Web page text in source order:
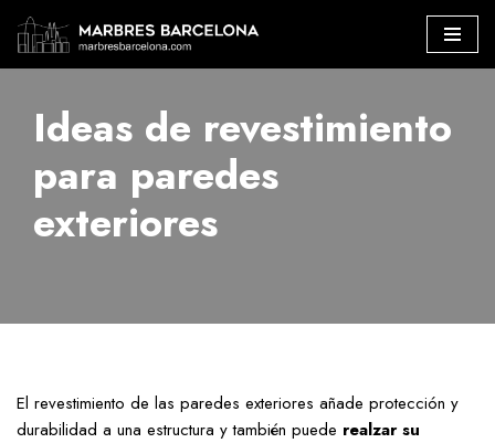
Saltar
contenido
Marbres Barcelona»Ideas de revestimiento para paredes exteriores
Ideas de revestimiento
para paredes
exteriores
El revestimiento de las paredes exteriores añade protección y
durabilidad a una estructura y también puede realzar su